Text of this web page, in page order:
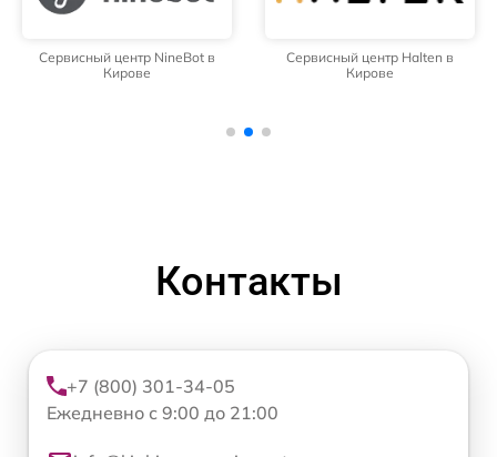
Сервисный центр NineBot в
Кирове
Сервисный центр Halten в
Кирове
Контакты
+7 (800) 301-34-05
Ежедневно с 9:00 до 21:00